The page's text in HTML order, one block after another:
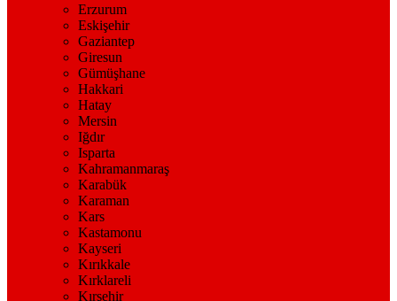
Erzurum
Eskişehir
Gaziantep
Giresun
Gümüşhane
Hakkari
Hatay
Mersin
Iğdır
Isparta
Kahramanmaraş
Karabük
Karaman
Kars
Kastamonu
Kayseri
Kırıkkale
Kırklareli
Kırşehir